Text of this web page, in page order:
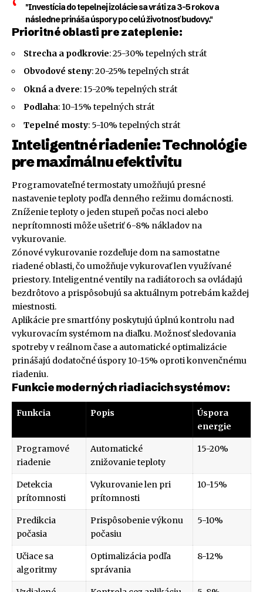
"Investícia do tepelnej izolácie sa vráti za 3-5 rokov a
následne prináša úspory po celú životnosť budovy."
Prioritné oblasti pre zateplenie:
Strecha a podkrovie: 25-30% tepelných strát
Obvodové steny: 20-25% tepelných strát
Okná a dvere: 15-20% tepelných strát
Podlaha: 10-15% tepelných strát
Tepelné mosty: 5-10% tepelných strát
Inteligentné riadenie: Technológie
pre maximálnu efektivitu
Programovateľné termostaty umožňujú presné
nastavenie teploty podľa denného režimu domácnosti.
Zníženie teploty o jeden stupeň počas noci alebo
neprítomnosti môže ušetriť 6-8% nákladov na
vykurovanie.
Zónové vykurovanie rozdeľuje dom na samostatne
riadené oblasti, čo umožňuje vykurovať len využívané
priestory. Inteligentné ventily na radiátoroch sa ovládajú
bezdrôtovo a prispôsobujú sa aktuálnym potrebám každej
miestnosti.
Aplikácie pre smartfóny poskytujú úplnú kontrolu nad
vykurovacím systémom na diaľku. Možnosť sledovania
spotreby v reálnom čase a automatické optimalizácie
prinášajú dodatočné úspory 10-15% oproti konvenčnému
riadeniu.
Funkcie moderných riadiacich systémov:
Funkcia Popis
Úspora
energie
Programové
riadenie
Automatické
znižovanie teploty
15-20%
Detekcia
prítomnosti
Vykurovanie len pri
prítomnosti
10-15%
Predikcia
počasia
Prispôsobenie výkonu
počasiu
5-10%
Učiace sa
algoritmy
Optimalizácia podľa
správania
8-12%